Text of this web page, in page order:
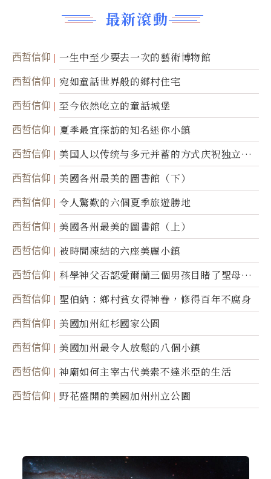
最新滾動
西哲信仰 一生中至少要去一次的藝術博物館
西哲信仰 宛如童話世界般的鄉村住宅
西哲信仰 至今依然屹立的童話城堡
西哲信仰 夏季最宜探訪的知名迷你小鎮
西哲信仰
美国人以传统与多元并蓄的方式庆祝独立日2
50周年
西哲信仰 美國各州最美的圖書館（下）
西哲信仰 令人驚歎的六個夏季旅遊勝地
西哲信仰 美國各州最美的圖書館（上）
西哲信仰 被時間凍結的六座美麗小鎮
西哲信仰
科學神父否認愛爾蘭三個男孩目睹了聖母顯
靈
西哲信仰 聖伯納：鄉村貧女得神眷，修得百年不腐身
西哲信仰 美國加州紅杉國家公園
西哲信仰 美國加州最令人放鬆的八個小鎮
西哲信仰 神廟如何主宰古代美索不達米亞的生活
西哲信仰 野花盛開的美國加州州立公園